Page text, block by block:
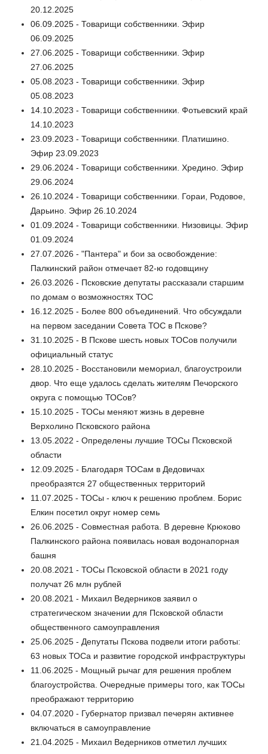
20.12.2025
06.09.2025 - Товарищи собственники. Эфир
06.09.2025
27.06.2025 - Товарищи собственники. Эфир
27.06.2025
05.08.2023 - Товарищи собственники. Эфир
05.08.2023
14.10.2023 - Товарищи собственники. Фотьевский край
14.10.2023
23.09.2023 - Товарищи собственники. Платишино.
Эфир 23.09.2023
29.06.2024 - Товарищи собственники. Хредино. Эфир
29.06.2024
26.10.2024 - Товарищи собственники. Гораи, Родовое,
Дарьино. Эфир 26.10.2024
01.09.2024 - Товарищи собственники. Низовицы. Эфир
01.09.2024
27.07.2026 - "Пантера" и бои за освобождение:
Палкинский район отмечает 82-ю годовщину
26.03.2026 - Псковские депутаты рассказали старшим
по домам о возможностях ТОС
16.12.2025 - Более 800 объединений. Что обсуждали
на первом заседании Совета ТОС в Пскове?
31.10.2025 - В Пскове шесть новых ТОСов получили
официальный статус
28.10.2025 - Восстановили мемориал, благоустроили
двор. Что еще удалось сделать жителям Печорского
округа с помощью ТОСов?
15.10.2025 - ТОСы меняют жизнь в деревне
Верхолино Псковского района
13.05.2022 - Определены лучшие ТОСы Псковской
области
12.09.2025 - Благодаря ТОСам в Дедовичах
преобразятся 27 общественных территорий
11.07.2025 - ТОСы - ключ к решению проблем. Борис
Елкин посетил округ номер семь
26.06.2025 - Совместная работа. В деревне Крюково
Палкинского района появилась новая водонапорная
башня
20.08.2021 - ТОСы Псковской области в 2021 году
получат 26 млн рублей
20.08.2021 - Михаил Ведерников заявил о
стратегическом значении для Псковской области
общественного самоуправления
25.06.2025 - Депутаты Пскова подвели итоги работы:
63 новых ТОСа и развитие городской инфраструктуры
11.06.2025 - Мощный рычаг для решения проблем
благоустройства. Очередные примеры того, как ТОСы
преображают территорию
04.07.2020 - Губернатор призвал печерян активнее
включаться в самоуправление
21.04.2025 - Михаил Ведерников отметил лучших